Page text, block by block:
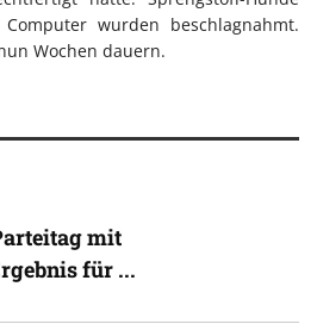
wurden beschlagnahmt.
Wochen dauern.
mit
für ...